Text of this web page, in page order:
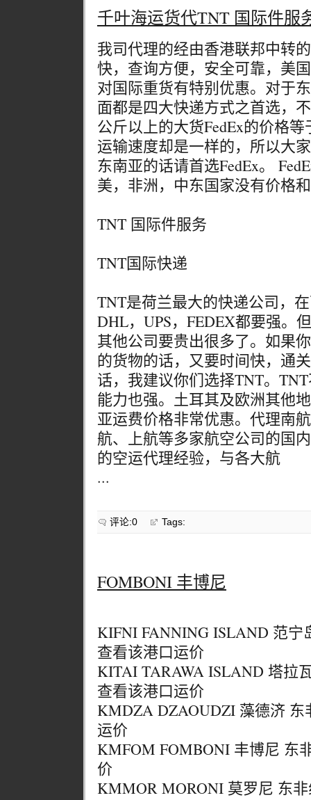
千叶海运货代TNT 国际件服
我司代理的经由香港联邦中转
快，查询方便，安全可靠，美
对国际重货有特别优惠。对于
面都是四大快递方式之首选，
公斤以上的大货FedEx的价格
运输速度却是一样的，所以大
东南亚的话请首选FedEx。
美，非洲，中东国家没有价格
TNT 国际件服务
TNT国际快递
TNT是荷兰最大的快递公司，
DHL，UPS，FEDEX都要强。
其他公司要贵出很多了。如果
的货物的话，又要时间快，通
话，我建议你们选择TNT。
能力也强。土耳其及欧洲其他
亚运费价格非常优惠。代理南
航、上航等多家航空公司的国
的空运代理经验，与各大航
...
评论:0 Tags:
FOMBONI 丰博尼
KIFNI FANNING ISLAND 范宁
查看该港口运价
KITAI TARAWA ISLAND 塔拉
查看该港口运价
KMDZA DZAOUDZI 藻德济
运价
KMFOM FOMBONI 丰博尼 东
价
KMMOR MORONI 莫罗尼 东